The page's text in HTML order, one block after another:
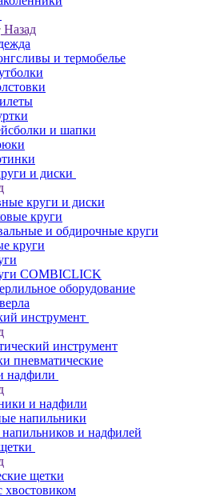
Назад
и термобелье
и шапки
и диски
круги и диски
круги
и обдирочные круги
круги
COMBICLICK
оборудование
инструмент
инструмент
пневматические
надфили
и надфили
напильники
и надфилей
щетки